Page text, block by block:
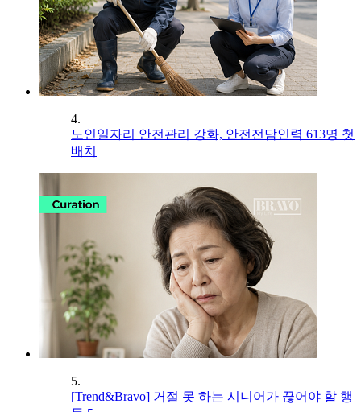
4.
노인일자리 안전관리 강화, 안전전담인력 613명 첫
배치
5.
[Trend&Bravo] 거절 못 하는 시니어가 끊어야 할 행